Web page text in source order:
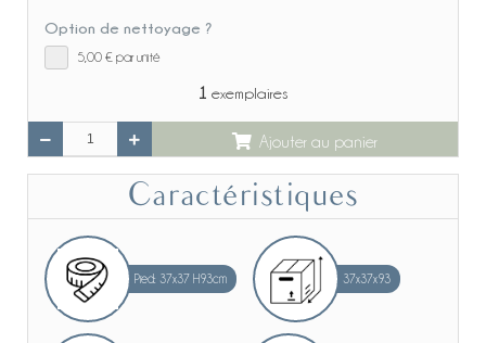
Option de nettoyage ?
5,00 € par unité
1 exemplaires
Ajouter au panier
Caractéristiques
Pied: 37x37 H93cm 37x37x93